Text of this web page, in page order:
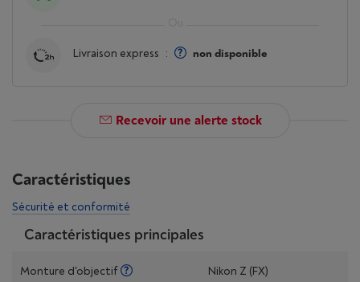
Livraison express : non disponible
Recevoir une alerte stock
Caractéristiques
Sécurité et conformité
Caractéristiques principales
Monture d'objectif Nikon Z (FX)